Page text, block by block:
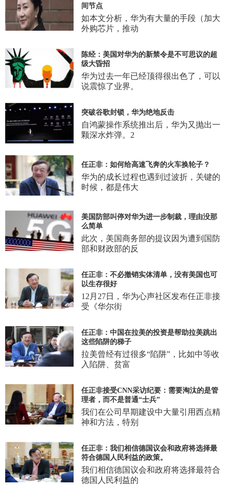
间节点
如本文分析，华为有大量的手段（加大
外购芯片，推动
陈经：美国对华为的新禁令是不可思议的超
级大昏招
华为过去一年已经顶得很出色了，可以
说震惊了业界。
突破谷歌封锁，华为绝地反击
自鸿蒙操作系统推出后，华为又抛出一
颗深水炸弹。2
任正非：如何给高速飞奔的火车换轮子？
华为的成长过程也遇到过波折，关键的
时候，都是伟大
美国防部叫停对华为进一步制裁，理由没那
么简单
此次，美国商务部的提议因为遭到国防
部和财政部的反
任正非：不必撤销实体清单，没有美国也可
以生存很好
12月27日，华为心声社区发布任正非接
受《华尔街
任正非：中国在拉美的投资是帮助拉美跳出
这些陷阱的梯子
拉美曾经有过很多“陷阱”，比如中等收
入陷阱、贫富
任正非接受CNN采访纪要：需要淘汰的是管
理者，而不是普通“士兵”
我们在公司早期建设中大量引用西点精
神和方法，特别
任正非：我们相信德国议会和政府将选择最
符合德国人民利益的政策。
我们相信德国议会和政府将选择最符合
德国人民利益的